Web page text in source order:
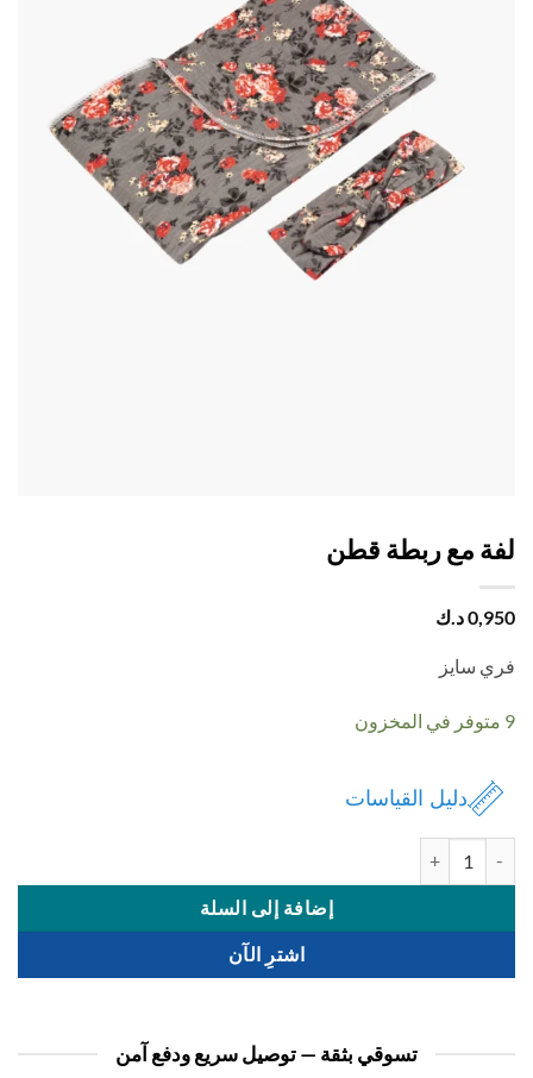
مع ربطة قطن
د.ك
سايز
دليل القياسات
إضافة إلى السلة
اشترِ الآن
تسوقي بثقة — توصيل سريع ودفع آمن